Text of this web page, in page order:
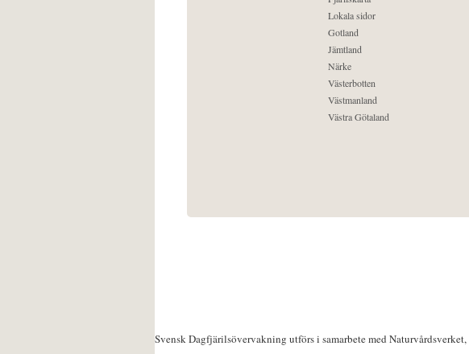
Lokala sidor
Gotland
Jämtland
Närke
Västerbotten
Västmanland
Västra Götaland
Svensk Dagfjärilsövervakning utförs i samarbete med